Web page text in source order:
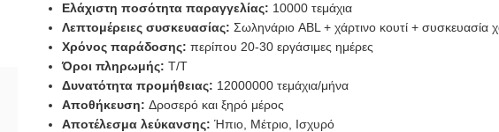
Ελάχιστη ποσότητα παραγγελίας: 10000 τεμάχια
Λεπτομέρειες συσκευασίας: Σωληνάριο ABL + χάρτινο κουτί + συσκευασία
Χρόνος παράδοσης: περίπου 20-30 εργάσιμες ημέρες
Όροι πληρωμής: T/T
Δυνατότητα προμήθειας: 12000000 τεμάχια/μήνα
Αποθήκευση: Δροσερό και ξηρό μέρος
Αποτέλεσμα λεύκανσης: Ήπιο, Μέτριο, Ισχυρό